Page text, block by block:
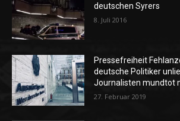
deutschen Syrers
8. Juli 2016
Pressefreiheit
deutsche Politiker
Journalisten mundtot
27. Februar 2019